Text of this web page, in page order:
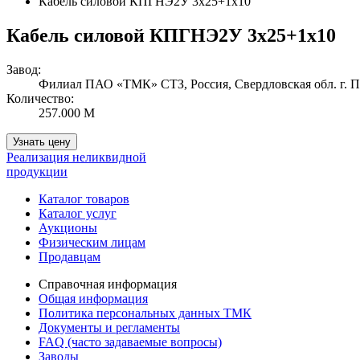
Кабель силовой КПГНЭ2У 3х25+1х10
Завод:
Филиал ПАО «ТМК» СТЗ, Россия, Свердловская обл. г.
Количество:
257.000 М
Узнать цену
Реализация неликвидной
продукции
Каталог товаров
Каталог услуг
Аукционы
Физическим лицам
Продавцам
Справочная информация
Общая информация
Политика персональных данных ТМК
Документы и регламенты
FAQ (часто задаваемые вопросы)
Заводы